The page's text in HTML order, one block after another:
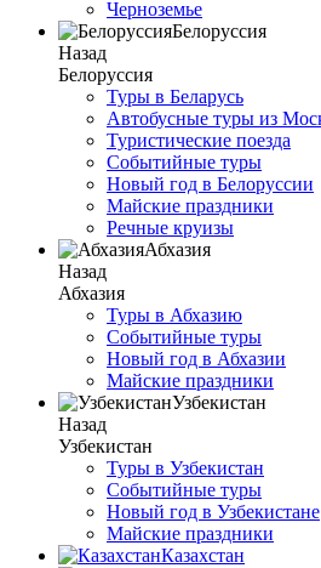
Черноземье
Белоруссия
Назад
Белоруссия
Туры в Беларусь
Автобусные туры из
Туристические поезда
Событийные туры
Новый год в Белоруссии
Майские праздники
Речные круизы
Абхазия
Назад
Абхазия
Туры в Абхазию
Событийные туры
Новый год в Абхазии
Майские праздники
Узбекистан
Назад
Узбекистан
Туры в Узбекистан
Событийные туры
Новый год в Узбекистане
Майские праздники
Казахстан